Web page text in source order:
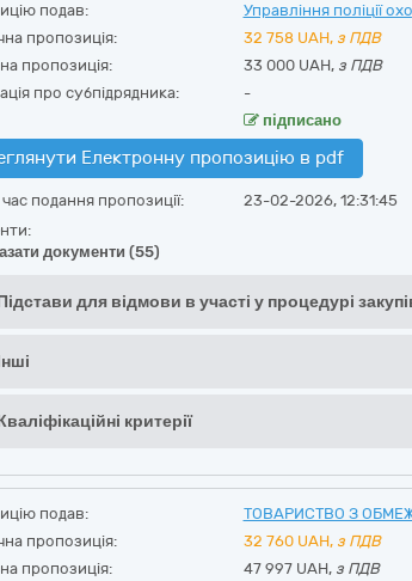
подав: Управління поліції
пропозиція:
32 758 UAH, з ПДВ
пропозиція:
33 000 UAH, з ПДВ
про субпідрядника:
-
підписано
Електронну пропозицію в pdf
подання пропозиції:
23-02-2026, 12:31:45
документи (55)
для відмови в участі у процедурі
критерії
подав: ТОВАРИСТВО З
пропозиція:
32 760 UAH, з ПДВ
пропозиція:
47 997 UAH, з ПДВ